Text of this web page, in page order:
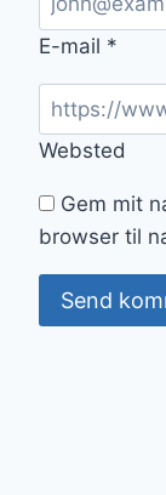
E-mail *
Websted
Gem mit
browser til